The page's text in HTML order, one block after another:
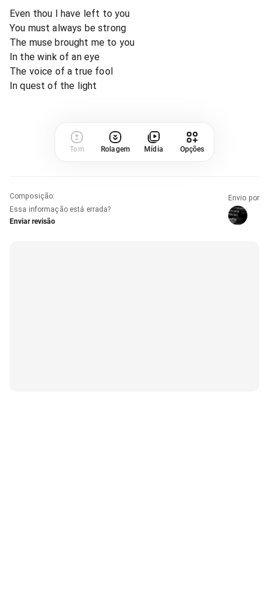
Even thou I have left to you
You must always be strong
The muse brought me to you
In the wink of an eye
The voice of a true fool
In quest of the light
Tom Rolagem Mídia Opções
Composição:
Essa informação está errada?
Enviar revisão
Envio por